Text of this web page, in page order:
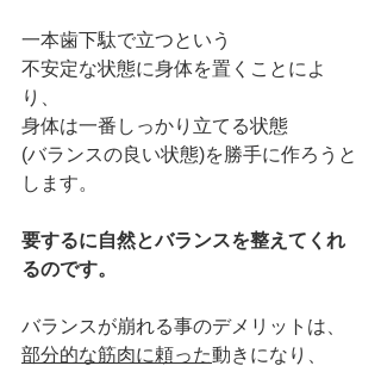
一本歯下駄で立つという
不安定な状態に身体を置くことによ
り、
身体は一番しっかり立てる状態
(バランスの良い状態)を勝手に作ろうと
します。
要するに自然とバランスを整えてくれ
るのです。
バランスが崩れる事のデメリットは、
部分的な筋肉に頼った動きになり、